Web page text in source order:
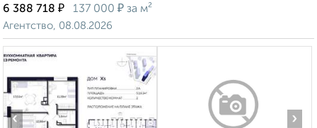
6 388 718 ₽ 137 000 ₽ за м²
Агентство, 08.08.2026
‹ ›